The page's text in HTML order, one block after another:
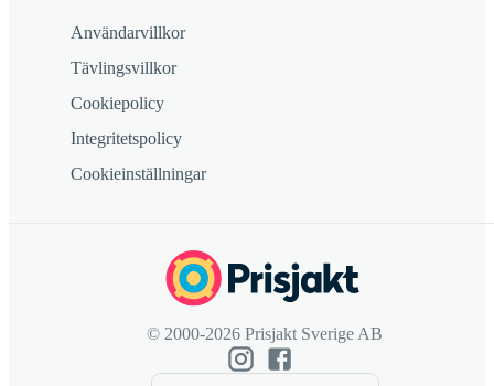
Användarvillkor
Tävlingsvillkor
Cookiepolicy
Integritetspolicy
Cookieinställningar
© 2000-2026 Prisjakt Sverige AB